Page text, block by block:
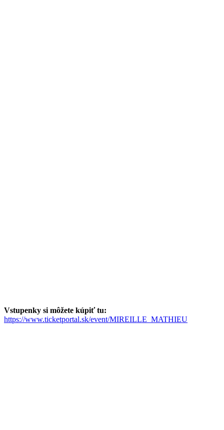
Vstupenky si môžete kúpiť tu:
https://www.ticketportal.sk/event/MIREILLE_MATHIEU